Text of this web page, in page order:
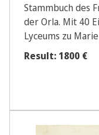
Stammbuch des
der Orla. Mit 40
Lyceums zu
Result: 1800 €